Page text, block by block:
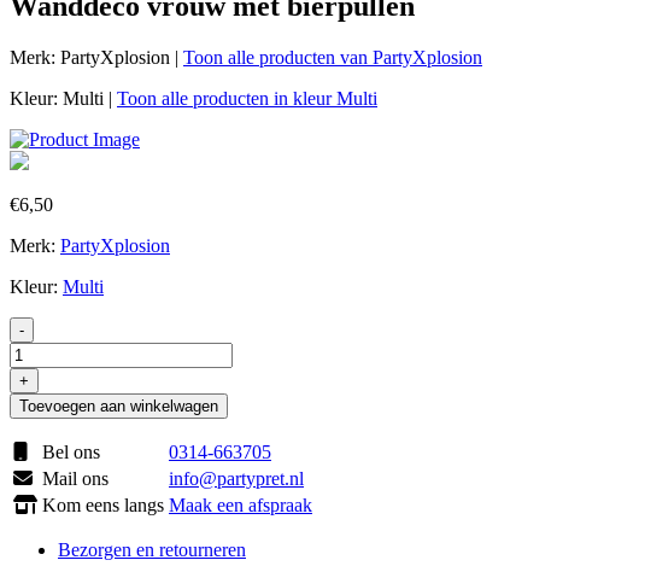
Merk: PartyXplosion | Toon alle producten van PartyXplosion
Kleur: Multi | Toon alle producten in kleur Multi
€6,50
Merk: PartyXplosion
Kleur: Multi
-
Wanddeco
vrouw
met
bierpullen
aantal
+
Toevoegen aan winkelwagen
Bel ons
0314-663705
Mail ons
info@partypret.nl
Kom eens langs Maak een afspraak
Bezorgen en retourneren